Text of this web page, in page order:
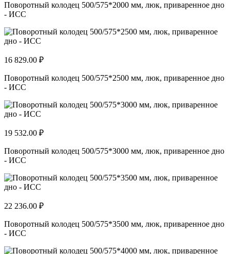
Поворотный колодец 500/575*2000 мм, люк, приваренное дно
- ИСС
16 829.00 ₽
Поворотный колодец 500/575*2500 мм, люк, приваренное дно
- ИСС
19 532.00 ₽
Поворотный колодец 500/575*3000 мм, люк, приваренное дно
- ИСС
22 236.00 ₽
Поворотный колодец 500/575*3500 мм, люк, приваренное дно
- ИСС